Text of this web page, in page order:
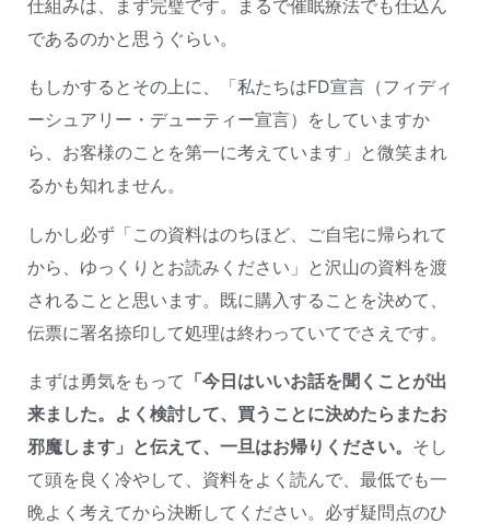
仕組みは、まず完璧です。まるで催眠療法でも仕込ん
であるのかと思うぐらい。
もしかするとその上に、「私たちはFD宣言（フィディ
ーシュアリー・デューティー宣言）をしていますか
ら、お客様のことを第一に考えています」と微笑まれ
るかも知れません。
しかし必ず「この資料はのちほど、ご自宅に帰られて
から、ゆっくりとお読みください」と沢山の資料を渡
されることと思います。既に購入することを決めて、
伝票に署名捺印して処理は終わっていてでさえです。
まずは勇気をもって 「今日はいいお話を聞くことが出
来ました。よく検討して、買うことに決めたらまたお
邪魔します」と伝えて、一旦はお帰りください。 そし
て頭を良く冷やして、資料をよく読んで、最低でも一
晩よく考えてから決断してください。必ず疑問点のひ